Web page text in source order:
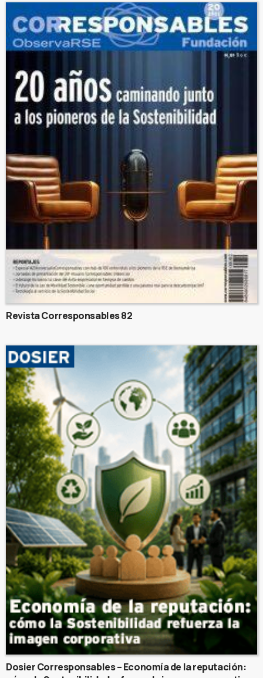
Revista Corresponsables 82
Dosier Corresponsables – Economía de la reputación: